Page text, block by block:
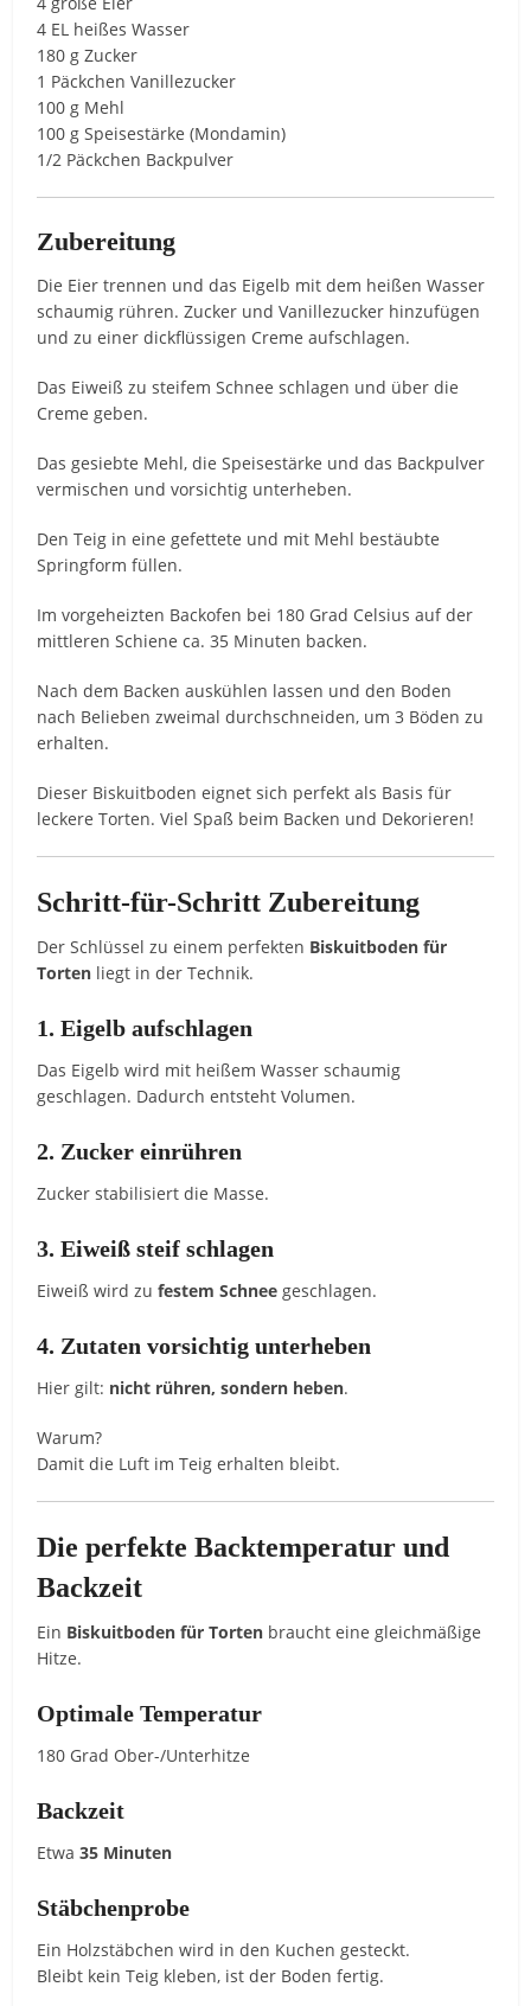
4 EL heißes Wasser
180 g Zucker
1 Päckchen Vanillezucker
100 g Mehl
100 g Speisestärke (Mondamin)
1/2 Päckchen Backpulver
Zubereitung
Die Eier trennen und das Eigelb mit dem heißen Wasser
schaumig rühren. Zucker und Vanillezucker hinzufügen
und zu einer dickflüssigen Creme aufschlagen.
Das Eiweiß zu steifem Schnee schlagen und über die
Creme geben.
Das gesiebte Mehl, die Speisestärke und das Backpulver
vermischen und vorsichtig unterheben.
Den Teig in eine gefettete und mit Mehl bestäubte
Springform füllen.
Im vorgeheizten Backofen bei 180 Grad Celsius auf der
mittleren Schiene ca. 35 Minuten backen.
Nach dem Backen auskühlen lassen und den Boden
nach Belieben zweimal durchschneiden, um 3 Böden zu
erhalten.
Dieser Biskuitboden eignet sich perfekt als Basis für
leckere Torten. Viel Spaß beim Backen und Dekorieren!
Schritt-für-Schritt Zubereitung
Der Schlüssel zu einem perfekten Biskuitboden für
Torten liegt in der Technik.
1. Eigelb aufschlagen
Das Eigelb wird mit heißem Wasser schaumig
geschlagen. Dadurch entsteht Volumen.
2. Zucker einrühren
Zucker stabilisiert die Masse.
3. Eiweiß steif schlagen
Eiweiß wird zufestem Schnee geschlagen.
4. Zutaten vorsichtig unterheben
Hier gilt: nicht rühren, sondern heben.
Warum?
Damit die Luft im Teig erhalten bleibt.
Die perfekte Backtemperatur und
Backzeit
Ein Biskuitboden für Torten braucht eine gleichmäßige
Hitze.
Optimale Temperatur
180 Grad Ober-/Unterhitze
Backzeit
Etwa35 Minuten
Stäbchenprobe
Ein Holzstäbchen wird in den Kuchen gesteckt.
Bleibt kein Teig kleben, ist der Boden fertig.